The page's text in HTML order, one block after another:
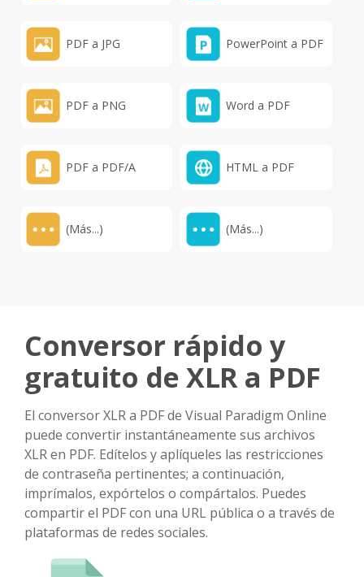
PDF a JPG
PDF a PNG
PDF a PDF/A
(Más...)
PowerPoint a PDF
Word a PDF
HTML a PDF
(Más...)
Conversor rápido y
gratuito de XLR a PDF
El conversor XLR a PDF de Visual Paradigm Online
puede convertir instantáneamente sus archivos
XLR en PDF. Edítelos y aplíqueles las restricciones
de contraseña pertinentes; a continuación,
imprímalos, expórtelos o compártalos. Puedes
compartir el PDF con una URL pública o a través de
plataformas de redes sociales.